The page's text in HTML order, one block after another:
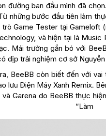
đường ban đầu mình đã
những bước đầu tiên làm
trò Game Tester tại Gameloft
và hiện tại là
Mái trường gắn bó với
dịp trải nghiệm cơ sở
BeeBB còn biết đến với
lưu Điện Máy Xanh Remix.
và Garena do BeeBB thực